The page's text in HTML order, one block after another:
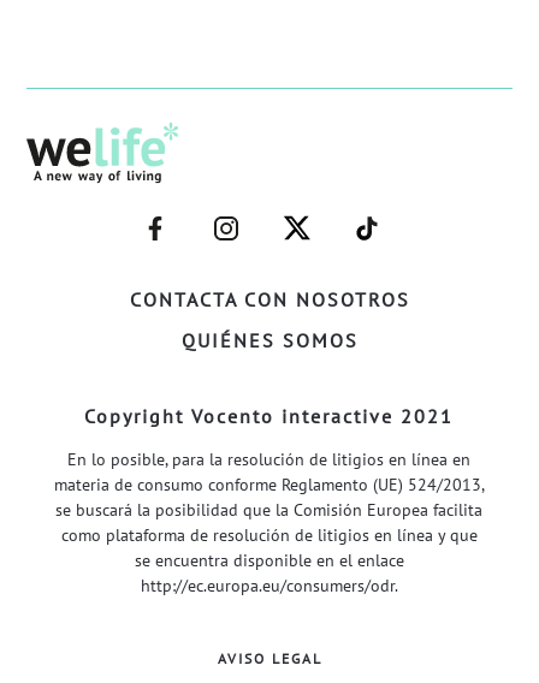
CONTACTA CON NOSOTROS
QUIÉNES SOMOS
–
FACEBOOK–
–
INSTAGRAM–
–
TWITTER–
–
WELIFE–
Copyright Vocento interactive 2021
En lo posible, para la resolución de litigios en línea en
materia de consumo conforme Reglamento (UE) 524/2013,
se buscará la posibilidad que la Comisión Europea facilita
como plataforma de resolución de litigios en línea y que
se encuentra disponible en el enlace
http://ec.europa.eu/consumers/odr.
AVISO LEGAL